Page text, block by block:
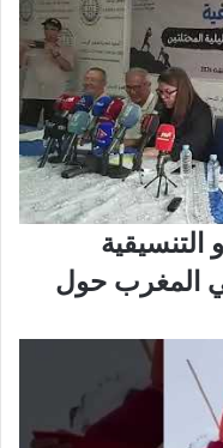
الندوة الصحفية لAMDH و التنسيقية
المغرب حول